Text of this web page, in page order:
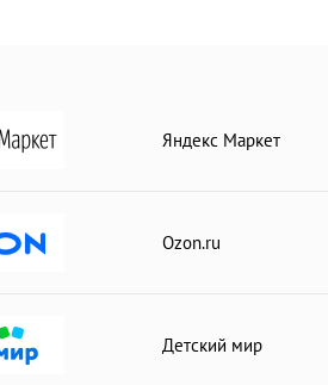
Яндекс Маркет
Ozon.ru
Детский мир